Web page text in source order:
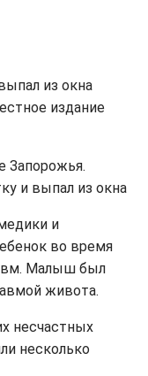
из окна
издание
Запорожья.
и выпал из окна
и
во время
Малыш был
живота.
несчастных
несколько